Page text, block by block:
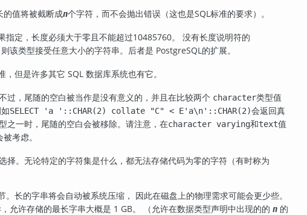
的值将被截断成n个字符，而不会抛出错误（这也是SQL标准的要求）。
指定，长度必须大于零且不能超过10485760。 没有长度说明符的
该类型接受任意大小的字符串。后者是 PostgreSQL的扩展。
，但是许多其它 SQL 数据库系统也有它。
过，尾随的空白被当作是没有意义的，并且在比较两个 character类型值
SELECT 'a '::CHAR(2) collate "C" < E'a\n'::CHAR(2)会返回真
之一时，尾随的空白会被移除。请注意，在character varying和text值
考虑。
。无论特定的字符集是什么，都无法存储代码为零的字符（有时称为
。长的字串将会自动被系统压缩， 因此在磁盘上的物理需求可能会更少些。
允许存储的最长字串大概是 1 GB。 （允许在数据类型声明中出现的的 n 的